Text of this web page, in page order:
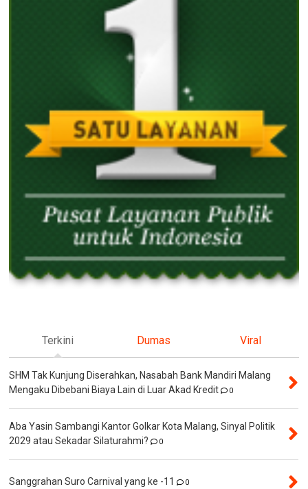
Terkini Dumas Viral
SHM Tak Kunjung Diserahkan, Nasabah Bank Mandiri Malang
Mengaku Dibebani Biaya Lain di Luar Akad Kredit
0
Aba Yasin Sambangi Kantor Golkar Kota Malang, Sinyal Politik
2029 atau Sekadar Silaturahmi?
0
Sanggrahan Suro Carnival yang ke -11 0